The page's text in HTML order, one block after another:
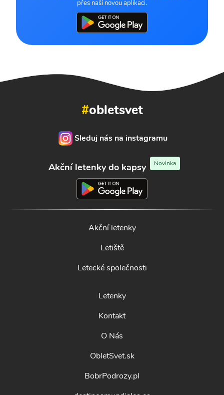
přes naší novou aplikaci.
#obletsvet
Sleduj nás na instagramu
Akční letenky do kapsy Novinka
Akční letenky
Letiště
Letecké společnosti
Letenky
Kontakt
O Nás
ObletSvet.sk
BobrPodrozy.pl